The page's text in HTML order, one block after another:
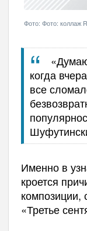
Фото: Фото: коллаж
когда
все
Именно в
кроется
композиции,
«Третье